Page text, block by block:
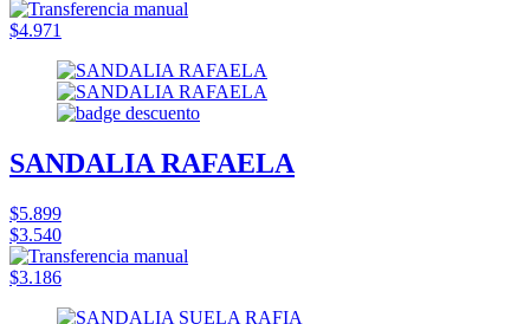
$4.971
SANDALIA RAFAELA
$5.899
$3.540
$3.186